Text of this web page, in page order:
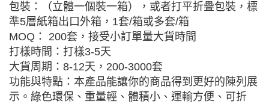
包裝：（立體一個裝一箱），或者打平折疊包裝，標
準5層紙箱出口外箱，1套/箱或多套/箱
MOQ： 200套，接受小訂單量大貨時間
打樣時間：打樣3-5天
大貨周期：8-12天，200-3000套
功能與特點：本產品能讓你的商品得到更好的陳列展
示。綠色環保、重量輕、體積小、運輸方便、可折